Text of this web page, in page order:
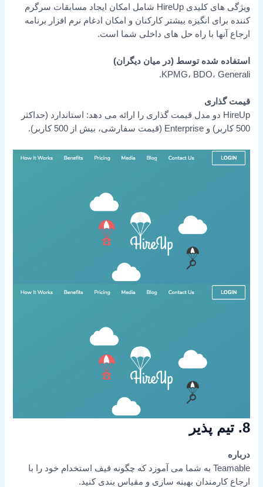
ویژگی های کلیدی HireUp شامل امکان ایجاد مسابقات سرگرم
کننده برای انگیزه بیشتر کارکنان و امکان ادغام نرم افزار برنامه
ارجاع آنها با راه حل های داخلی شما است.
استفاده شده توسط (در میان دیگران)
KPMG، BDO، Generali.
قیمت گذاری
HireUp دو مدل قیمت گذاری را ارائه می دهد: استاندارد (حداکثر
500 کاربر) و Enterprise (قیمت سفارشی، بیش از 500 کاربر).
8. تیم پذیر
درباره
Teamable به شما می آموزد که چگونه قیف استخدام خود را با
ارجاع کارمندان بهینه سازی و مقیاس بندی کنید.